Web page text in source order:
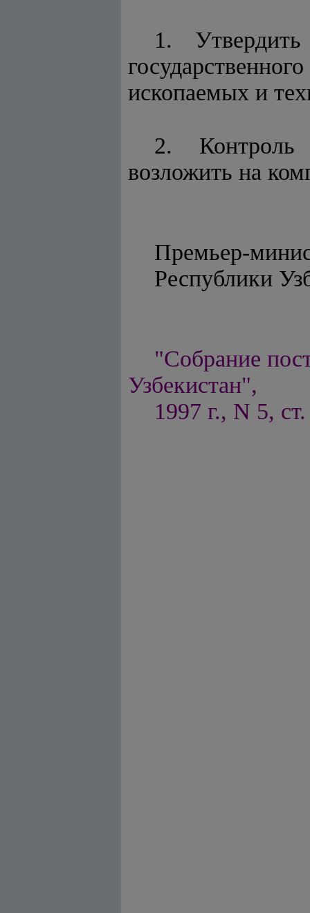
1.
ископаемых и
2. Контроль
возложить на
Премьер-
"Собрание
Узбекистан",
1997 г., N 5,